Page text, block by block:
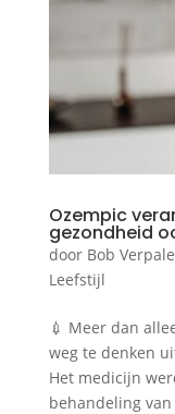
Ozempic
gezondheid
door Bob
Leefstijl
💉 Meer dan
weg te denken
Het medicijn
behandeling